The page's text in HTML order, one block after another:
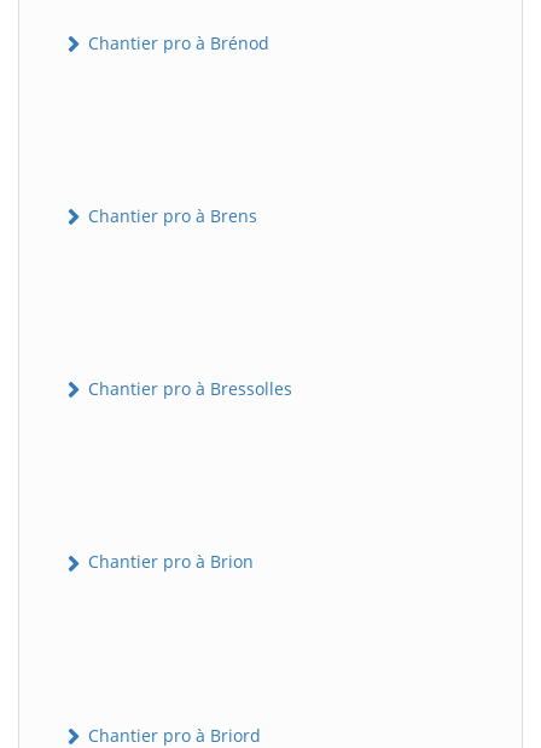
Chantier pro à Brénod
Chantier pro à Brens
Chantier pro à Bressolles
Chantier pro à Brion
Chantier pro à Briord